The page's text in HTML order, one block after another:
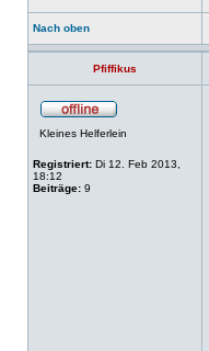
Nach oben
Pfiffikus
Kleines Helferlein
Registriert: Di 12. Feb 2013,
18:12
Beiträge: 9